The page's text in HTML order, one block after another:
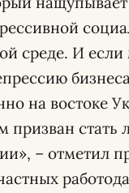
среде. И
на востоке
призван стать
– отметил